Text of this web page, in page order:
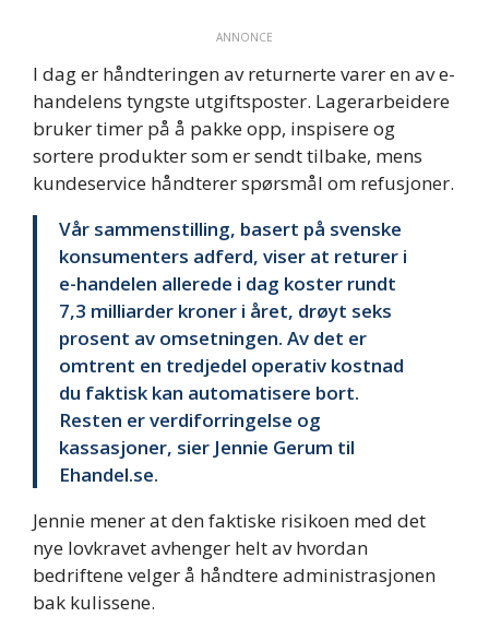
ANNONCE
I dag er håndteringen av returnerte varer en av e-
handelens tyngste utgiftsposter. Lagerarbeidere
bruker timer på å pakke opp, inspisere og
sortere produkter som er sendt tilbake, mens
kundeservice håndterer spørsmål om refusjoner.
Vår sammenstilling, basert på svenske
konsumenters adferd, viser at returer i
e-handelen allerede i dag koster rundt
7,3 milliarder kroner i året, drøyt seks
prosent av omsetningen. Av det er
omtrent en tredjedel operativ kostnad
du faktisk kan automatisere bort.
Resten er verdiforringelse og
kassasjoner, sier Jennie Gerum til
Ehandel.se.
Jennie mener at den faktiske risikoen med det
nye lovkravet avhenger helt av hvordan
bedriftene velger å håndtere administrasjonen
bak kulissene.